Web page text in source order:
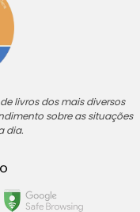
livros dos mais diversos
sobre as situações
dia.